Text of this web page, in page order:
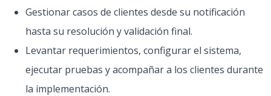
Gestionar casos de clientes desde su notificación
hasta su resolución y validación final.
Levantar requerimientos, configurar el sistema,
ejecutar pruebas y acompañar a los clientes durante
la implementación.